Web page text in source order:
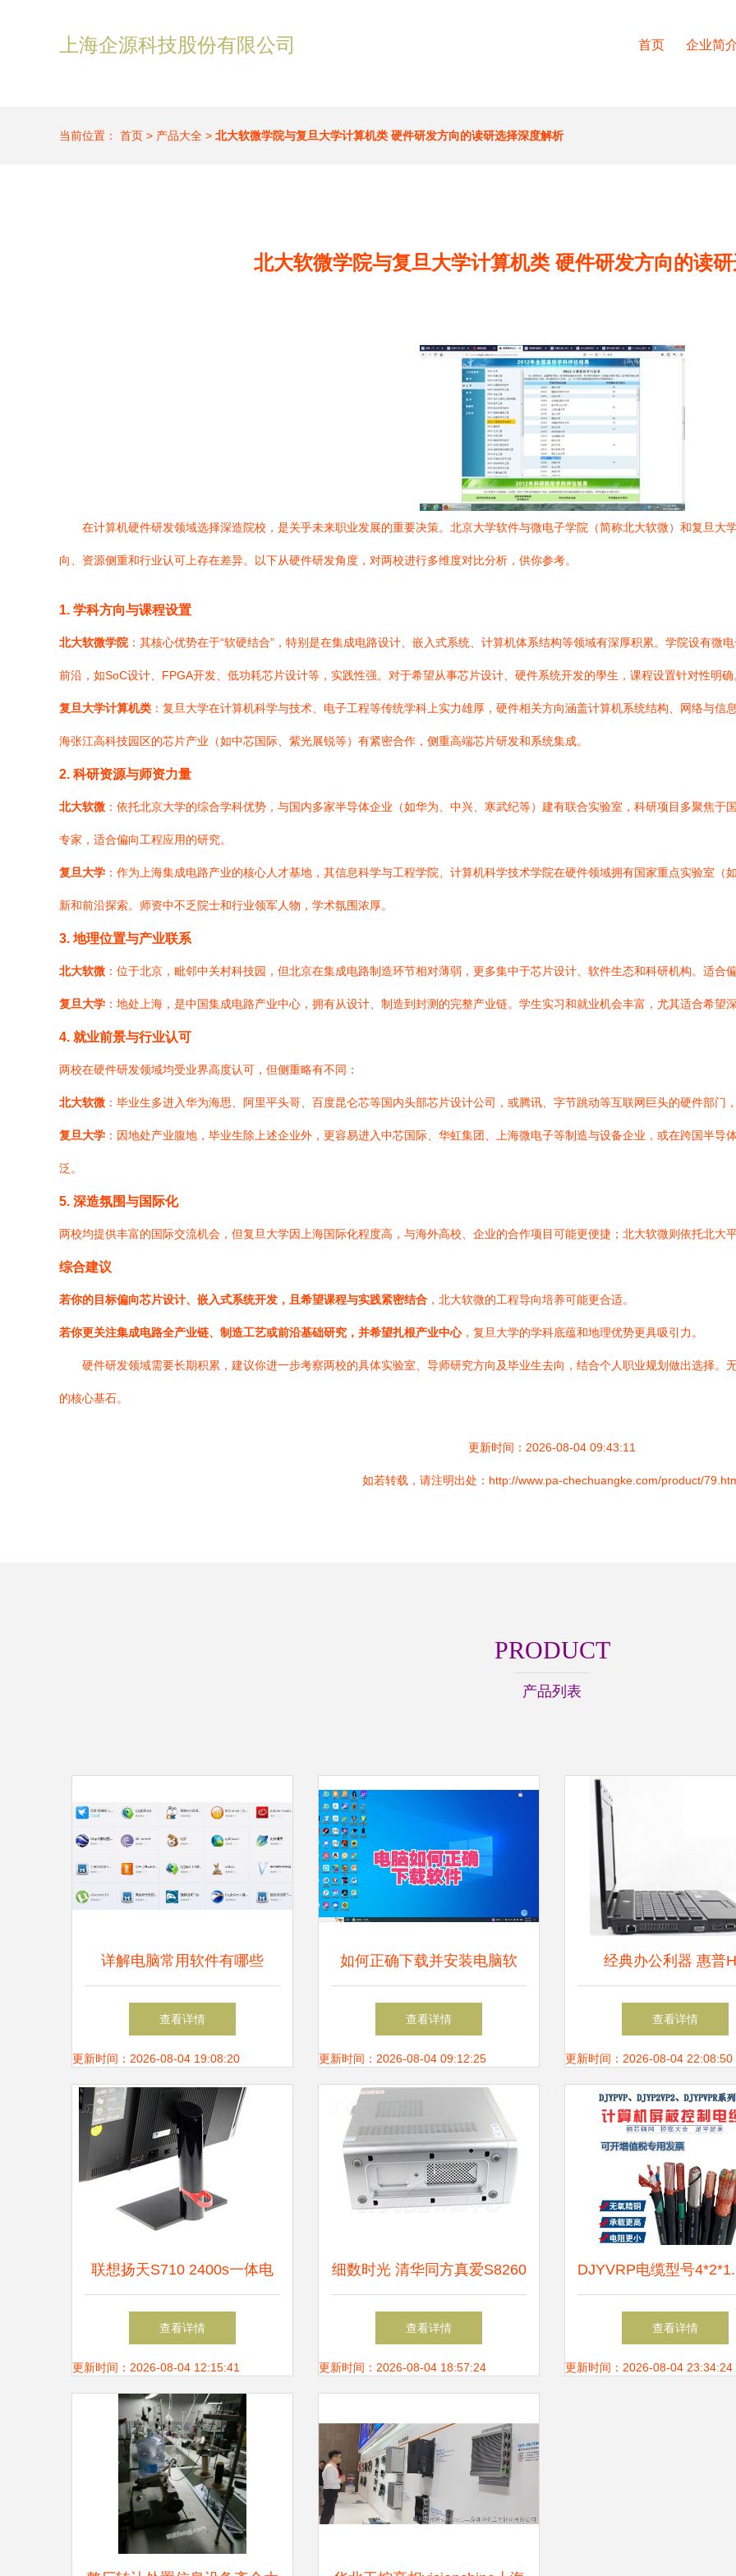
上海企源科技股份有限公司 首页 企业简
当前位置： 首页 > 产品大全 > 北大软微学院与复旦大学计算机类 硬件研发方向的读研选择深度解析
北大软微学院与复旦大学计算机类 硬件研发方向的读
在计算机硬件研发领域选择深造院校，是关乎未来职业发展的重要决策。北京大学软件与微电子学院（简称北大软微）和复旦大
向、资源侧重和行业认可上存在差异。以下从硬件研发角度，对两校进行多维度对比分析，供你参考。
1. 学科方向与课程设置
北大软微学院：其核心优势在于“软硬结合”，特别是在集成电路设计、嵌入式系统、计算机体系结构等领域有深厚积累。学院设有微
前沿，如SoC设计、FPGA开发、低功耗芯片设计等，实践性强。对于希望从事芯片设计、硬件系统开发的學生，课程设置针对性明确
复旦大学计算机类 ：复旦大学在计算机科学与技术、电子工程等传统学科上实力雄厚，硬件相关方向涵盖计算机系统结构、网络与
海张江高科技园区的芯片产业（如中芯国际、紫光展锐等）有紧密合作，侧重高端芯片研发和系统集成。
2. 科研资源与师资力量
北大软微 ：依托北京大学的综合学科优势，与国内多家半导体企业（如华为、中兴、寒武纪等）建有联合实验室，科研项目多聚焦
专家，适合偏向工程应用的研究。
复旦大学 ：作为上海集成电路产业的核心人才基地，其信息科学与工程学院、计算机科学技术学院在硬件领域拥有国家重点实验室
新和前沿探索。师资中不乏院士和行业领军人物，学术氛围浓厚。
3. 地理位置与产业联系
北大软微 ：位于北京，毗邻中关村科技园，但北京在集成电路制造环节相对薄弱，更多集中于芯片设计、软件生态和科研机构。适合
复旦大学 ：地处上海，是中国集成电路产业中心，拥有从设计、制造到封测的完整产业链。学生实习和就业机会丰富，尤其适合希望
4. 就业前景与行业认可
两校在硬件研发领域均受业界高度认可，但侧重略有不同：
北大软微 ：毕业生多进入华为海思、阿里平头哥、百度昆仑芯等国内头部芯片设计公司，或腾讯、字节跳动等互联网巨头的硬件部门
复旦大学 ：因地处产业腹地，毕业生除上述企业外，更容易进入中芯国际、华虹集团、上海微电子等制造与设备企业，或在跨国半
泛。
5. 深造氛围与国际化
两校均提供丰富的国际交流机会，但复旦大学因上海国际化程度高，与海外高校、企业的合作项目可能更便捷；北大软微则依托北大
综合建议
若你的目标偏向芯片设计、嵌入式系统开发，且希望课程与实践紧密结合 ，北大软微的工程导向培养可能更合适。
若你更关注集成电路全产业链、制造工艺或前沿基础研究，并希望扎根产业中心，复旦大学的学科底蕴和地理优势更具吸引力。
硬件研发领域需要长期积累，建议你进一步考察两校的具体实验室、导师研究方向及毕业生去向，结合个人职业规划做出选择。
的核心基石。
更新时间：2026-08-04 09:43:11
如若转载，请注明出处：http://www.pa-chechuangke.com/product/
PRODUCT
产品列表
详解电脑常用软件有哪些
查看详情
更新时间：2026-08-04 19:08:20
如何正确下载并安装电脑软
件，降低风险隐患
查看详情
更新时间：2026-08-04 09:12:25
经典办公利器 惠普
4411s（WH481PA）
电脑深度评测
查看详情
更新时间：2026-08-04 22:08:50
联想扬天S710 2400s一体电
脑 商务办公与图片素材的完
美融合
查看详情
更新时间：2026-08-04 12:15:41
细数时光 清华同方真爱S8260
台式电脑的情怀与今日下载指
南
查看详情
更新时间：2026-08-04 18:57:24
DJYVRP电缆型号
计算机软芯电缆在硬件
的应用与优势
查看详情
更新时间：2026-08-04 23:34:24